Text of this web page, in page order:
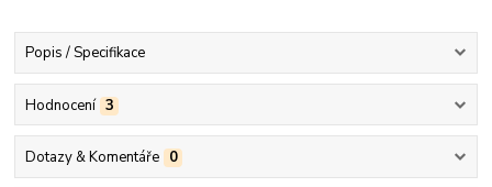
Popis / Specifikace
Hodnocení 3
Dotazy & Komentáře 0